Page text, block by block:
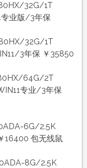
32G/1T
业版/3年保
32G/1T
3年保 ￥35850
64G/2T
专业/3年保
6G/2.5K
16400 包无线鼠
8G/2.5K